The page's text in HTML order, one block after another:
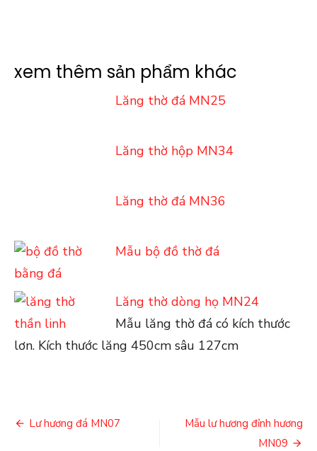
xem thêm sản phẩm khác
Lăng thờ đá MN25
Lăng thờ hộp MN34
Lăng thờ đá MN36
Mẫu bộ đồ thờ đá
Lăng thờ dòng họ MN24
Mẫu lăng thờ đá có kích thước
lơn. Kích thước lăng 450cm sâu 127cm
Điều
Lư hương đá MN07
Mẫu lư hương đỉnh hương
MN09